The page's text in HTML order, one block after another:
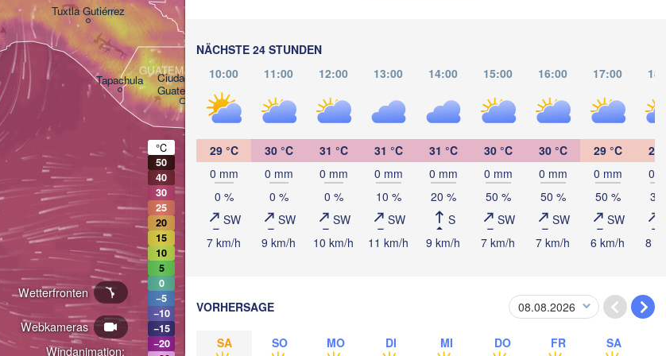
NÄCHSTE 24 STUNDEN
10:00
11:00 12:00 13:00 14:00 15:00 16:00 17:00
29 °C
0 mm
0 %
SW
7 km/h
30 °C
0 mm
0 %
SW
9 km/h
31 °C
0 mm
0 %
SW
10 km/h
31 °C
0 mm
10 %
SW
11 km/h
31 °C
0 mm
20 %
S
9 km/h
30 °C
0 mm
50 %
SW
7 km/h
30 °C
0 mm
50 %
SW
7 km/h
29 °C
0 mm
50 %
SW
6 km/h
29
0
30
8
VORHERSAGE
SA SO MO DI MI DO FR SA
Windanimation:
Webkameras
Wetterfronten
Ciudad de
Guatemala
Tuxtla Gutiérrez
Tapachula
GUATEMALA
Tegucigalpa
Managua
San Pedro Sula
San Salvador
Catacamas
NICARAGUA
HONDURAS
Panamá
°C
50
40
30
25
20
15
10
5
0
−5
−10
−15
−20